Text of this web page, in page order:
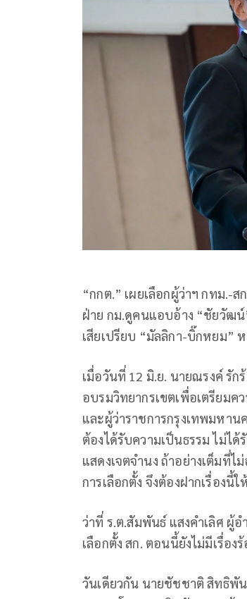
“กกต.” เผยเลือกผู้ว่าฯ กทม.-
ฝ่าย กม.ดูคนแอบอ้าง “ชัยวัฒ
เสียเปรียบ “มัลลิกา-บิ๊กหยม”
เมื่อวันที่ 12 มิ.ย. นายณรงค์ รัก
อบรมวิทยากรเขตเพื่อเตรียม
และผู้ว่าราชการกรุงเทพมหา
ต้องได้รับความเป็นธรรม ไม่ไ
แสดงเจตจำนง ถ้าอย่างเต็มที่
การเลือกตั้ง จึงต้องฝากเรื่อง
ว่าที่ ร.ต.สัมพันธ์ แสงคำเลิศ ผู้อ
เลือกตั้ง สก. ตอนนี้ยังไม่มีเรื่อง
วันเดียวกัน นายชัชชาติ สิทธิพั